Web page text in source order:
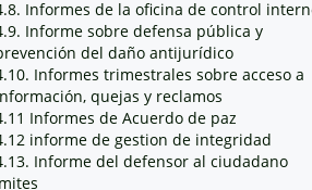
Informes de la oficina de control
Informe sobre defensa pública y
del daño antijurídico
Informes trimestrales sobre acceso a
quejas y reclamos
Informes de Acuerdo de paz
informe de gestion de integridad
Informe del defensor al ciudadano